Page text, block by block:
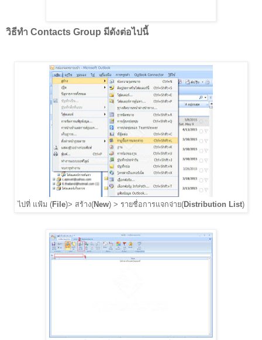
วิธีทำ Contacts Group มีดังต่อไปนี้
ไปที่ แฟ้ม (File)> สร้าง(New) > รายชื่อการแจกจ่าย(Distribution List)